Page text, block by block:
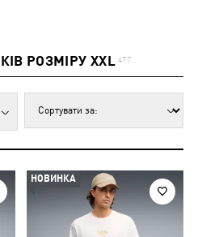
РОЗМІРУ XXL 477
НОВИНКА